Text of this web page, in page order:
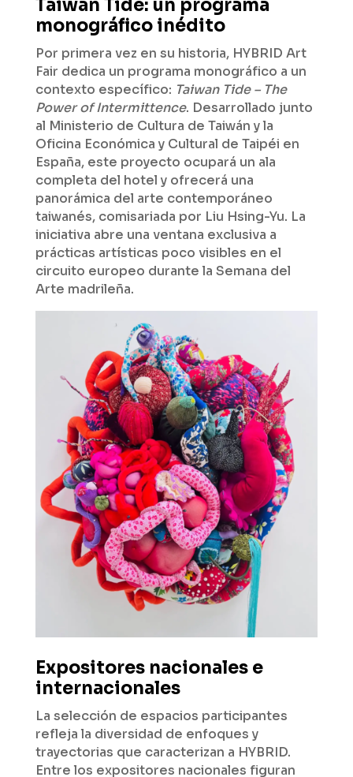
Taiwan Tide: un programa
monográfico inédito
Por primera vez en su historia, HYBRID Art
Fair dedica un programa monográfico a un
contexto específico: Taiwan Tide – The
Power of Intermittence. Desarrollado junto
al Ministerio de Cultura de Taiwán y la
Oficina Económica y Cultural de Taipéi en
España, este proyecto ocupará un ala
completa del hotel y ofrecerá una
panorámica del arte contemporáneo
taiwanés, comisariada por Liu Hsing-Yu. La
iniciativa abre una ventana exclusiva a
prácticas artísticas poco visibles en el
circuito europeo durante la Semana del
Arte madrileña.
Expositores nacionales e
internacionales
La selección de espacios participantes
refleja la diversidad de enfoques y
trayectorias que caracterizan a HYBRID.
Entre los expositores nacionales figuran